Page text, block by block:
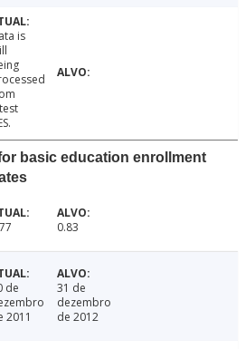
is
basic education enrollment
0.83
de
2011
31 de
dezembro
de 2012